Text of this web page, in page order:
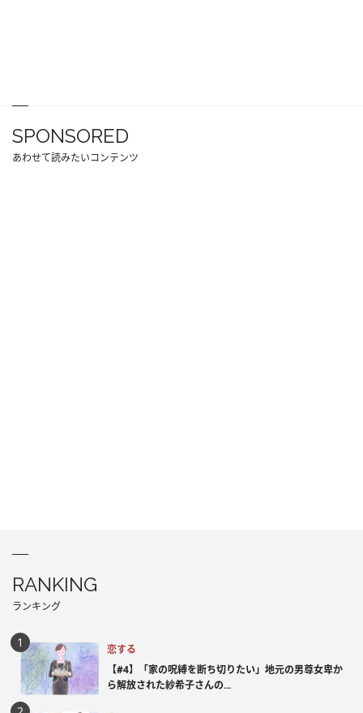
SPONSORED
あわせて読みたいコンテンツ
RANKING
ランキング
恋する
【#4】「家の呪縛を断ち切りたい」地元の男尊女卑か
ら解放された紗希子さんの...